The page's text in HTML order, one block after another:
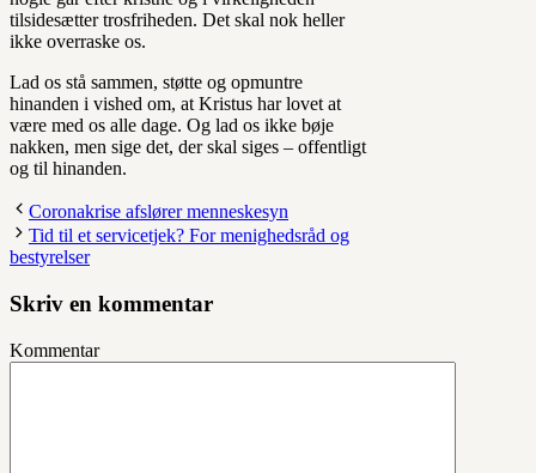
tilsidesætter trosfriheden. Det skal nok heller
ikke overraske os.
Lad os stå sammen, støtte og opmuntre
hinanden i vished om, at Kristus har lovet at
være med os alle dage. Og lad os ikke bøje
nakken, men sige det, der skal siges – offentligt
og til hinanden.
Coronakrise afslører menneskesyn
Tid til et servicetjek? For menighedsråd og
bestyrelser
Skriv en kommentar
Kommentar